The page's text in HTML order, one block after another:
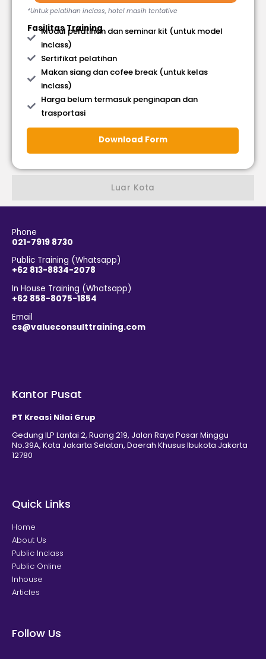
Luar Kota
*Untuk pelatihan inclass, hotel masih tentative
Fasilitas Training
Modul pelatihan dan seminar kit (untuk model
inclass)
Sertifikat pelatihan
Makan siang dan cofee break (untuk kelas
inclass)
Harga belum termasuk penginapan dan
trasportasi
Download Form
Phone
021-7919 8730
Public Training (Whatsapp)
+62 813-8834-2078
In House Training (Whatsapp)
+62 858-8075-1854
Email
cs@valueconsulttraining.com
Kantor Pusat
PT Kreasi Nilai Grup
Gedung ILP Lantai 2, Ruang 219, Jalan Raya Pasar Minggu
No.39A, Kota Jakarta Selatan, Daerah Khusus Ibukota Jakarta
12780
Quick Links
Home
About Us
Public Inclass
Public Online
Inhouse
Articles
Follow Us